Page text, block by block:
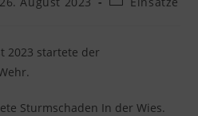
2023 startete der
Sturmschaden In der Wies.